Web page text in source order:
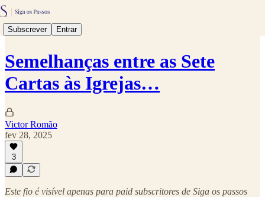
Subscrever Entrar
Semelhanças entre as Sete
Cartas às Igrejas…
Victor Romão
fev 28, 2025
3
Este fio é visível apenas para paid subscritores de Siga os passos